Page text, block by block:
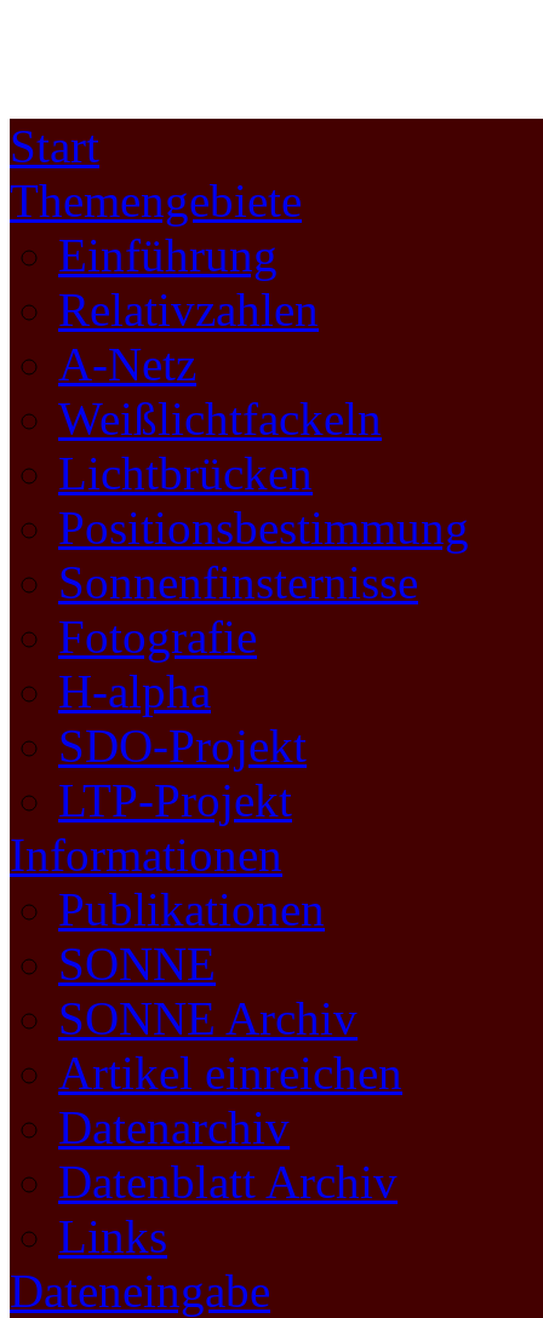
Start
Themengebiete
Einführung
Relativzahlen
A-Netz
Weißlichtfackeln
Lichtbrücken
Positionsbestimmung
Sonnenfinsternisse
Fotografie
H-alpha
SDO-Projekt
LTP-Projekt
Informationen
Publikationen
SONNE
SONNE Archiv
Artikel einreichen
Datenarchiv
Datenblatt Archiv
Links
Dateneingabe